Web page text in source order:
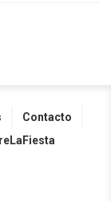
Contacto